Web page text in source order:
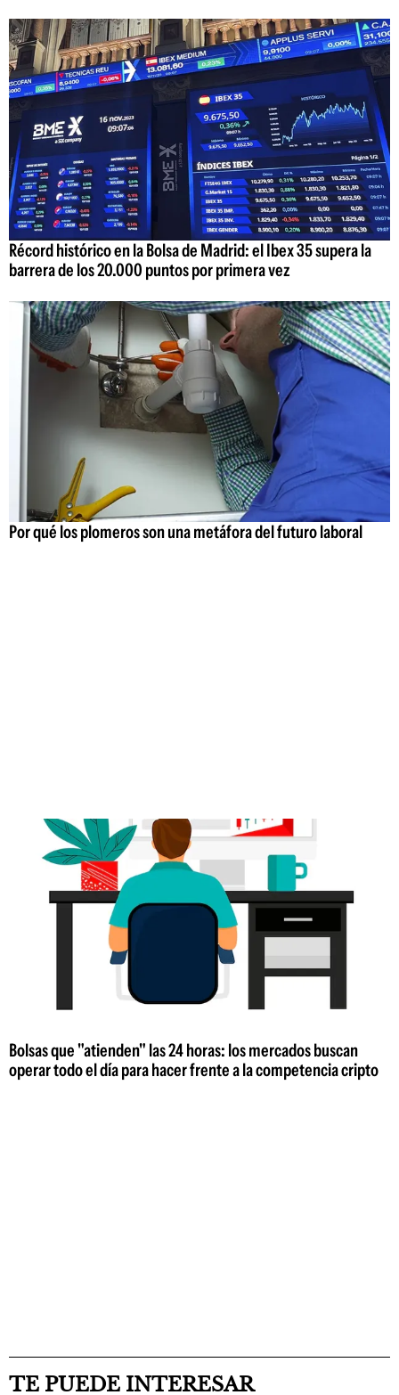
Récord histórico en la Bolsa de Madrid: el Ibex 35 supera la
barrera de los 20.000 puntos por primera vez
Por qué los plomeros son una metáfora del futuro laboral
Bolsas que "atienden" las 24 horas: los mercados buscan
operar todo el día para hacer frente a la competencia cripto
TE PUEDE INTERESAR